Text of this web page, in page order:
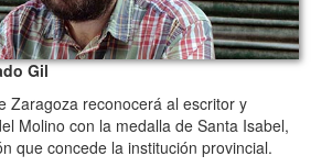
Gil
Zaragoza reconocerá al escritor y
Molino con la medalla de Santa Isabel,
que concede la institución provincial.